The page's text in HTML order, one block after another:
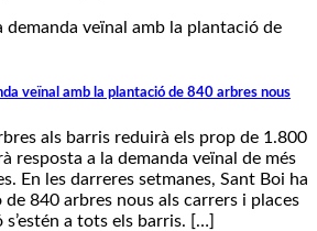
veïnal amb la plantació de 840 arbres nous
als barris reduirà els prop de 1.800
resposta a la demanda veïnal de més
En les darreres setmanes, Sant Boi ha
840 arbres nous als carrers i places
s’estén a tots els barris. […]